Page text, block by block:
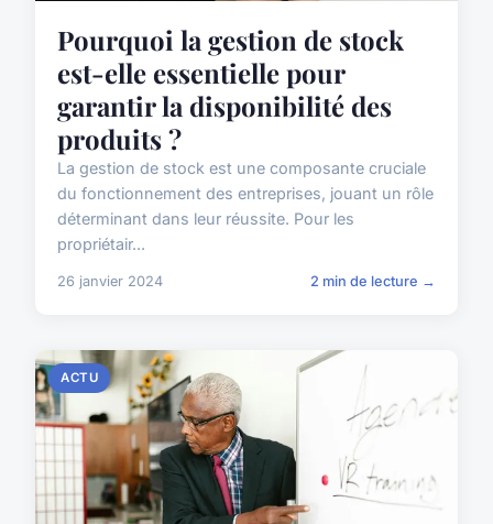
Pourquoi la gestion de stock
est-elle essentielle pour
garantir la disponibilité des
produits ?
La gestion de stock est une composante cruciale
du fonctionnement des entreprises, jouant un rôle
déterminant dans leur réussite. Pour les
propriétair...
26 janvier 2024 2 min de lecture →
ACTU